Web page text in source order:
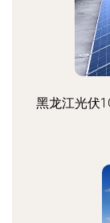
黑龙江光伏